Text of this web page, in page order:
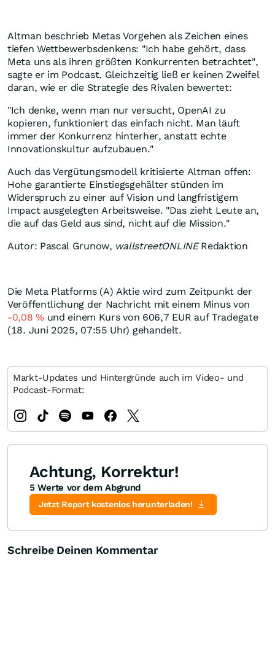
Altman beschrieb Metas Vorgehen als Zeichen eines
tiefen Wettbewerbsdenkens: "Ich habe gehört, dass
Meta uns als ihren größten Konkurrenten betrachtet",
sagte er im Podcast. Gleichzeitig ließ er keinen Zweifel
daran, wie er die Strategie des Rivalen bewertet:
"Ich denke, wenn man nur versucht, OpenAI zu
kopieren, funktioniert das einfach nicht. Man läuft
immer der Konkurrenz hinterher, anstatt echte
Innovationskultur aufzubauen."
Auch das Vergütungsmodell kritisierte Altman offen:
Hohe garantierte Einstiegsgehälter stünden im
Widerspruch zu einer auf Vision und langfristigem
Impact ausgelegten Arbeitsweise. "Das zieht Leute an,
die auf das Geld aus sind, nicht auf die Mission."
Autor: Pascal Grunow, wallstreetONLINERedaktion
Die Meta Platforms (A) Aktie wird zum Zeitpunkt der
Veröffentlichung der Nachricht mit einem Minus von
-0,08% und einem Kurs von 606,7 EUR auf Tradegate
(18. Juni 2025, 07:55 Uhr) gehandelt.
Markt-Updates und Hintergründe auch im Video- und
Podcast-Format:
Achtung, Korrektur!
5 Werte vor dem Abgrund
Jetzt Report kostenlos herunterladen!
Schreibe Deinen Kommentar